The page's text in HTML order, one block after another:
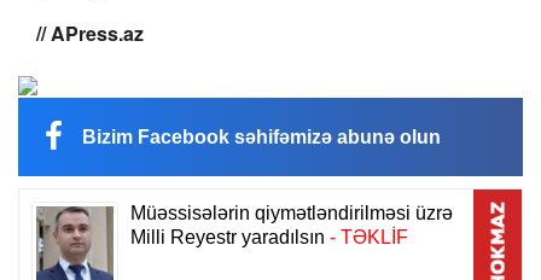
// APress.az
Bizim Facebook səhifəmizə abunə olun